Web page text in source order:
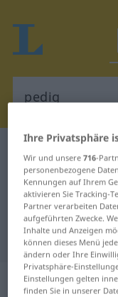
Ungarisch-
für "pedig"
"pedig"
„pedig“
Ihre Privatsphäre
Wir und unsere716-
personenbezogene
Kennungen auf Ihrem
aktivieren Sie Tracking-
Partner verarbeiten
aufgeführten Zwecke.
Inhalte und Anzeigen
können dieses Menü
ändern oder Ihre
Privatsphäre-
Einstellungen gelten
finden Sie in unserer